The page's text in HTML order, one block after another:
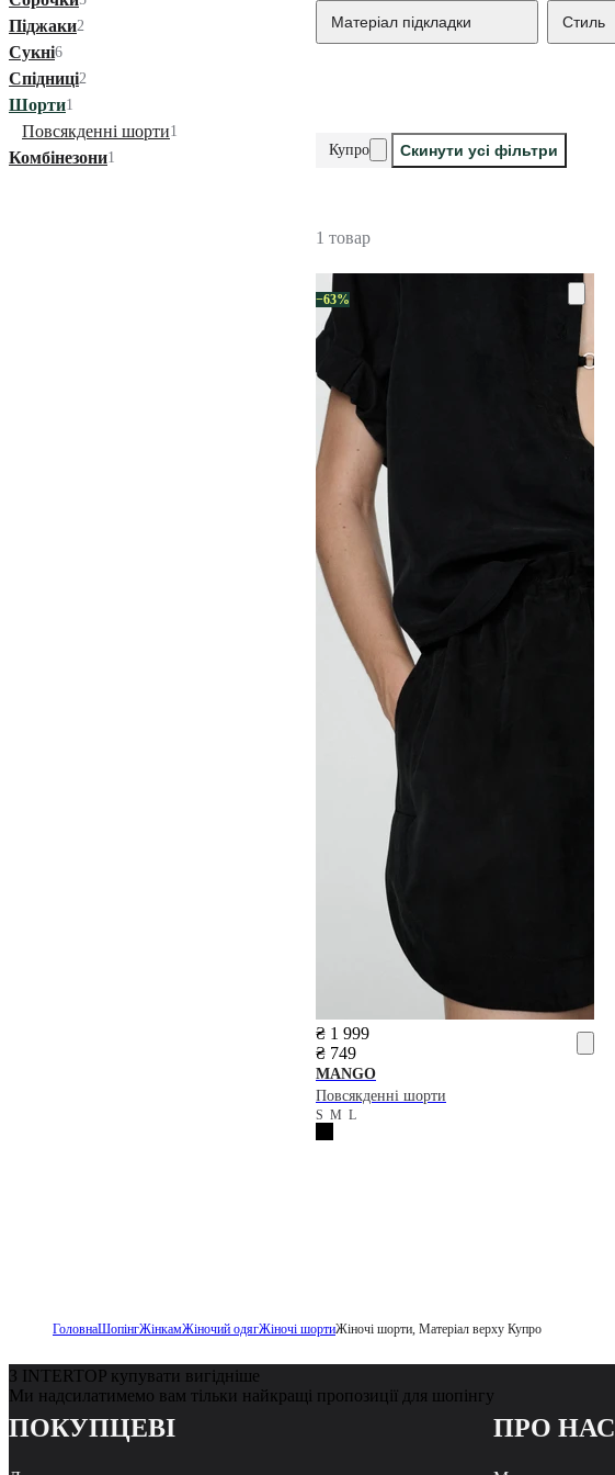
Піджаки2
Сукні6
Спідниці2
Шорти1
Повсякденні шорти1
Комбінезони1
Матеріал підкладки Стиль
Купро Скинути усі фільтри
1 товар
−63%
₴ 1 999
₴ 749
MANGO
Повсякденні шорти
S M L
ГоловнаШопінгЖінкамЖіночий одягЖіночі шортиЖіночі шорти, Матеріал верху Купро
З INTERTOP купувати вигідніше
Ми надсилатимемо вам тільки найкращі пропозиції для шопінгу
ПОКУПЦЕВІ ПРО НАС